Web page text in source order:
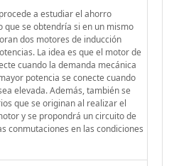
a estudiar el ahorro
que se obtendría si en un mismo
dos motores de inducción
La idea es que el motor de
cuando la demanda mecánica
potencia se conecte cuando
elevada. Además, también se
que se originan al realizar el
y se propondrá un circuito de
conmutaciones en las condiciones